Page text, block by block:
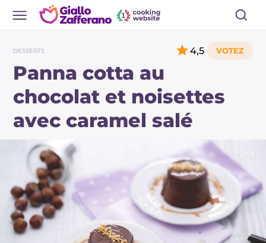
DESSERTS
Panna cotta au
chocolat et noisettes
avec caramel salé
4,5